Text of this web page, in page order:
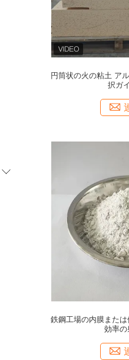
円筒状の火の粘土 ア
択ガ
鉄鋼工場の内膜また
効率の